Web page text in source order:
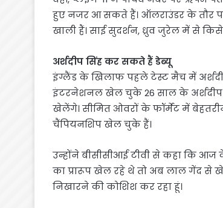
हुए नजर आ सकते हैं। ऑलराउंडर के तौर
खाली हैं। साई सुदर्शन, ध्रुव जुरेल में से
अर्शदीप सिंह कर सकते हैं डेब्यू
इंग्लैंड के खिलाफ पहले टेस्ट मैच में
इंटरनेशनल खेल चुके 26 साल के अर्शदीप
खेलेंगे। सीमित ओवरों के फॉर्मेट में
चैंपियनशिप खेल चुके हैं।
उन्होंने बीसीसीआई टीवी से कहा कि आज
का प्रारूप खेल रहे थे तो अब लाल गेंद
निखारने की कोशिश कर रहा हूं।